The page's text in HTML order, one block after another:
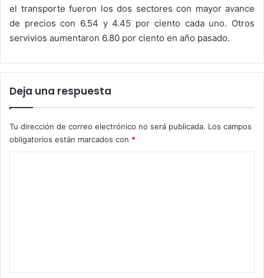
el transporte fueron los dos sectores con mayor avance
de precios con 6.54 y 4.45 por ciento cada uno. Otros
servivios aumentaron 6.80 por ciento en año pasado.
Deja una respuesta
Tu dirección de correo electrónico no será publicada. Los campos
obligatorios están marcados con *